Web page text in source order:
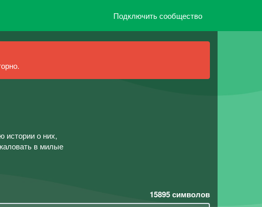
Подключить сообщество
истории о них,
в милые
15895символов